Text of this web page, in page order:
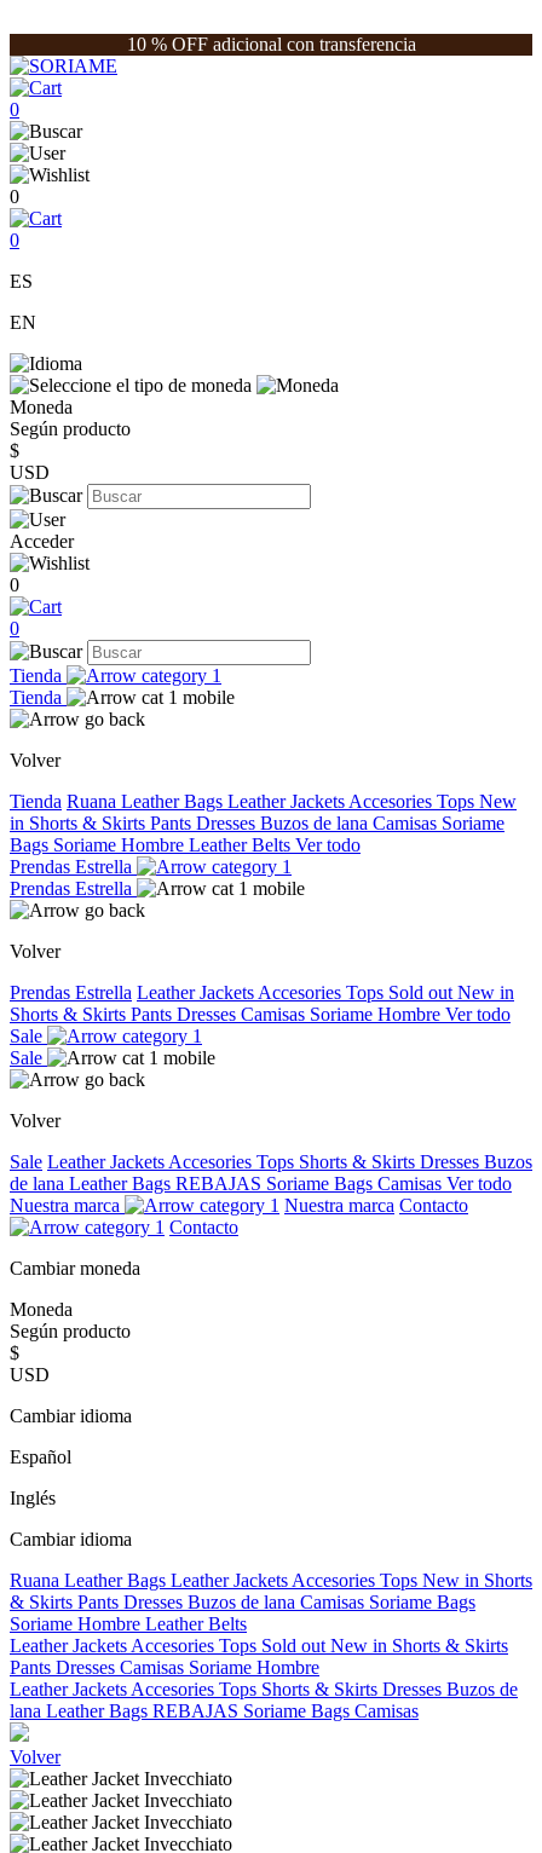
10 % OFF adicional con transferencia
0
0
0
ES
EN
Moneda
Según producto
$
USD
Acceder
0
0
Tienda
Tienda
Volver
Tienda Ruana Leather Bags Leather Jackets Accesories Tops New
in Shorts & Skirts Pants Dresses Buzos de lana Camisas Soriame
Bags Soriame Hombre Leather Belts Ver todo
Prendas Estrella
Prendas Estrella
Volver
Prendas Estrella Leather Jackets Accesories Tops Sold out New in
Shorts & Skirts Pants Dresses Camisas Soriame Hombre Ver todo
Sale
Sale
Volver
Sale Leather Jackets Accesories Tops Shorts & Skirts Dresses Buzos
de lana Leather Bags REBAJAS Soriame Bags Camisas Ver todo
Nuestra marca
Nuestra marca Contacto
Contacto
Cambiar moneda
Moneda
Según producto
$
USD
Cambiar idioma
Español
Inglés
Cambiar idioma
Ruana Leather Bags Leather Jackets Accesories Tops New in Shorts
& Skirts Pants Dresses Buzos de lana Camisas Soriame Bags
Soriame Hombre Leather Belts
Leather Jackets Accesories Tops Sold out New in Shorts & Skirts
Pants Dresses Camisas Soriame Hombre
Leather Jackets Accesories Tops Shorts & Skirts Dresses Buzos de
lana Leather Bags REBAJAS Soriame Bags Camisas
Volver